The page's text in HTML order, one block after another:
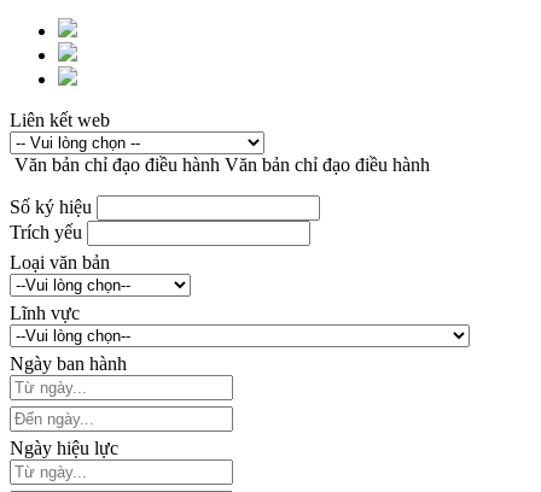
Liên kết web
Văn bản chỉ đạo điều hành Văn bản chỉ đạo điều hành
Số ký hiệu
Trích yếu
Loại văn bản
Lĩnh vực
Ngày ban hành
Ngày hiệu lực